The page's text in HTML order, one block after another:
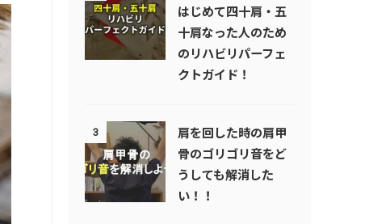
はじめて四十肩・五
十肩なった人のため
のリハビリパーフェ
クトガイド！
3
肩を回した時の肩甲
骨のゴリゴリ音をど
うしても解消した
い！！